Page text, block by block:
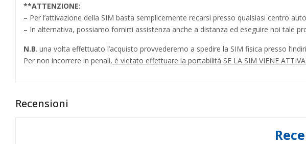
**ATTENZIONE:
– Per l’attivazione della SIM basta semplicemente recarsi presso qualsiasi centro
– In alternativa, possiamo fornirti assistenza anche a distanza ed eseguire noi tale
N.B. una volta effettuato l’acquisto provvederemo a spedire la SIM fisica presso
Per non incorrere in penali, è vietato effettuare la portabilità SE LA SIM VIENE
Recensioni